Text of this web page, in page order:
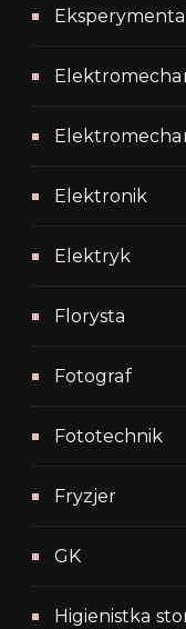
Elektronik
Elektryk
Florysta
Fotograf
Fototechnik
Fryzjer
GK
Higienistka